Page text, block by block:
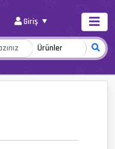
Giriş